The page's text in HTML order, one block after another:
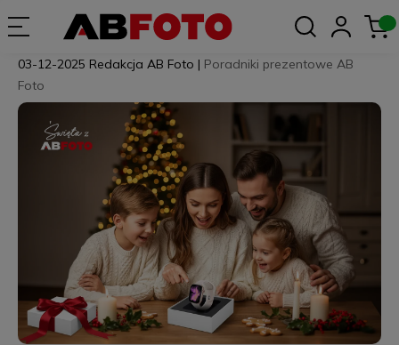
03-12-2025 Redakcja AB Foto | Poradniki prezentowe AB
Foto